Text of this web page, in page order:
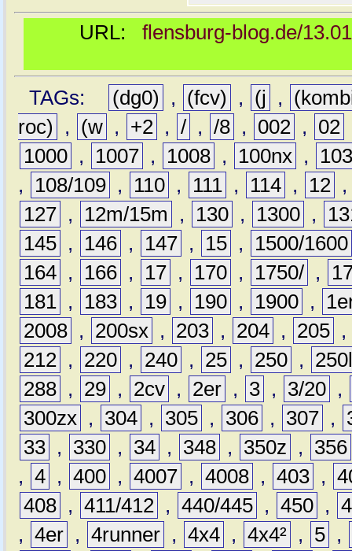
URL: flensburg-blog.de/
TAGs: (dg0) , (fcv) , (j ,
roc)
, (w , +2 , / , /8 , 002 , 02
1000 , 1007 , 1008 , 100nx ,
,
108/109 , 110 , 111 , 114 , 12
127 , 12m/15m , 130 , 1300 ,
145 , 146 , 147 , 15 ,
1500/1600
164 , 166 , 17 , 170 , 1750/ ,
181 , 183 , 19 , 190 , 1900 ,
2008 , 200sx , 203 , 204 , 205 ,
212 , 220 , 240 , 25 , 250 ,
288 , 29 , 2cv , 2er , 3 , 3/20 ,
300zx , 304 , 305 , 306 , 307 ,
33 , 330 , 34 , 348 , 350z ,
356
, 4 , 400 , 4007 , 4008 , 403 ,
408 , 411/412 , 440/445 , 450 ,
, 4er , 4runner , 4x4 , 4x4² , 5 ,